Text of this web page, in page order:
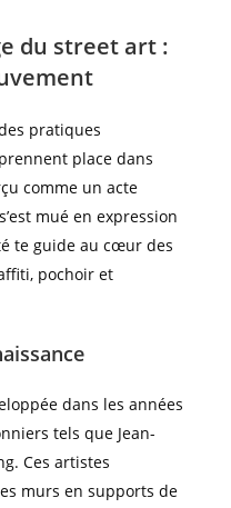
du street art :
pratiques
place dans
comme un acte
mué en expression
te guide au cœur des
pochoir et
dans les années
tels que Jean-
Ces artistes
murs en supports de